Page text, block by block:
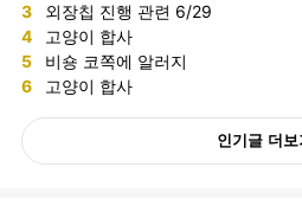
3 외장칩 진행 관련 6/29
4 고양이 합사
5 비숑 코쪽에 알러지
6 고양이 합사
인기글 더보